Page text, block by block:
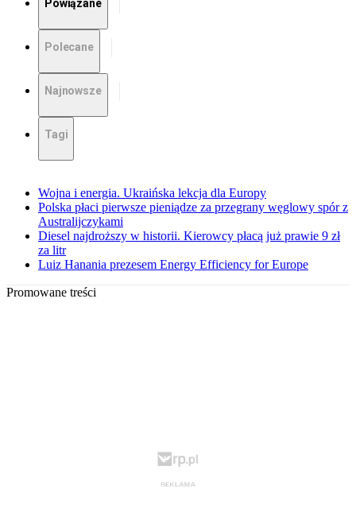
Powiązane
Polecane
Najnowsze
Tagi
Wojna i energia. Ukraińska lekcja dla Europy
Polska płaci pierwsze pieniądze za przegrany węglowy spór z
Australijczykami
Diesel najdroższy w historii. Kierowcy płacą już prawie 9 zł
za litr
Luiz Hanania prezesem Energy Efficiency for Europe
Promowane treści